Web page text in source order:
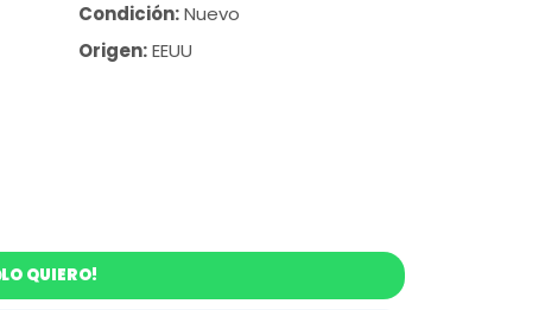
Condición:Nuevo
Origen:EEUU
LO QUIERO!